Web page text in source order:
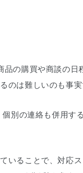
品の購買や商談の
のは難しいのも事実
別の連絡も併用す
いることで、対応